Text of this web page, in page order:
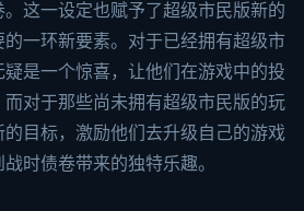
这一设定也赋予了超级市民版新的
的一环新要素。对于已经拥有超级市
疑是一个惊喜，让他们在游戏中的投
而对于那些尚未拥有超级市民版的玩
目标，激励他们去升级自己的游戏
时债卷带来的独特乐趣。